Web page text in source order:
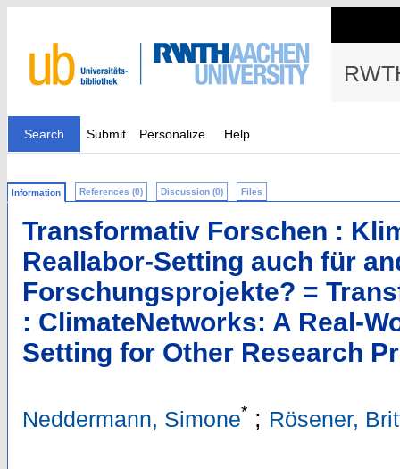
Search Submit Personalize Help
Information References (0) Discussion (0) Files
Transformativ Forschen :
Reallabor-Setting auch für
Forschungsprojekte? =
: ClimateNetworks: A Real-
Setting for Other Research
Neddermann, Simone* ; Rösener,